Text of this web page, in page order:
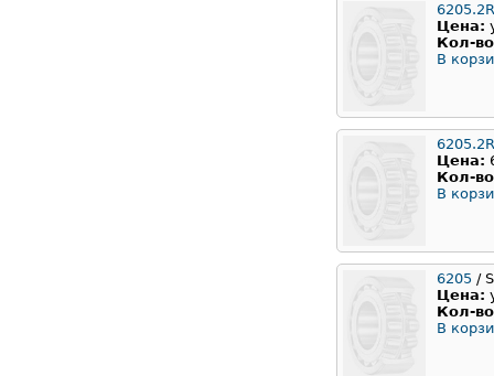
Цена:
Кол-
В
Цена:
Кол-
В
6205 /
Цена:
Кол-
В